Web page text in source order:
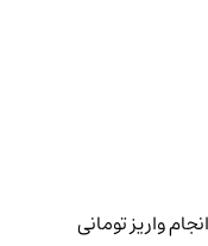
واریز تومانی